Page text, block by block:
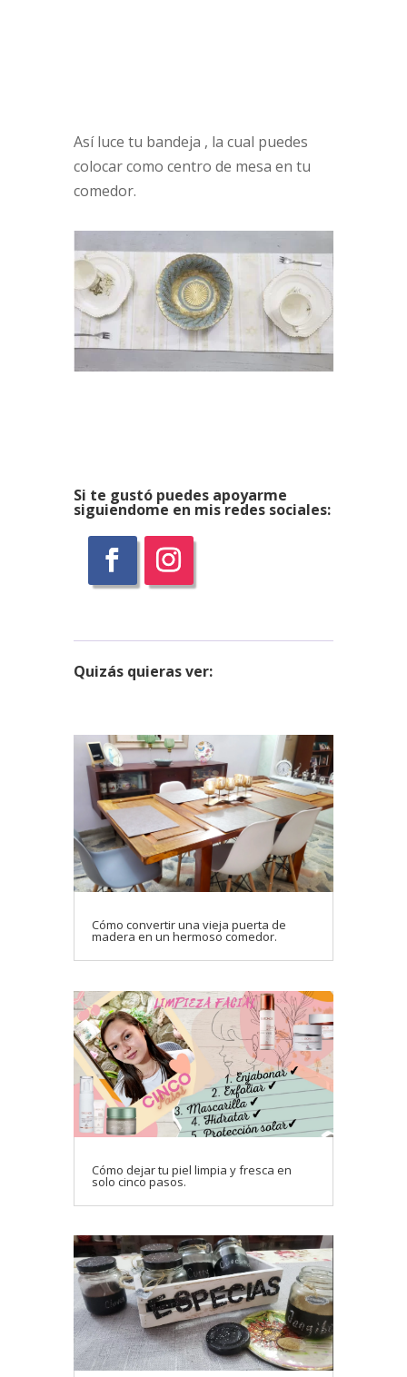
Así luce tu bandeja , la cual puedes
colocar como centro de mesa en tu
comedor.
Si te gustó puedes apoyarme
siguiendome en mis redes sociales:
Quizásquieras ver:
Cómo convertir una vieja puerta de
madera en un hermoso comedor.
Cómo dejar tu piel limpia y fresca en
solo cinco pasos.